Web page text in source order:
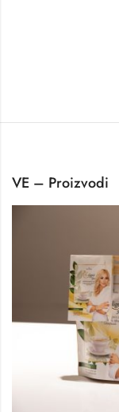
VE – Proizvodi